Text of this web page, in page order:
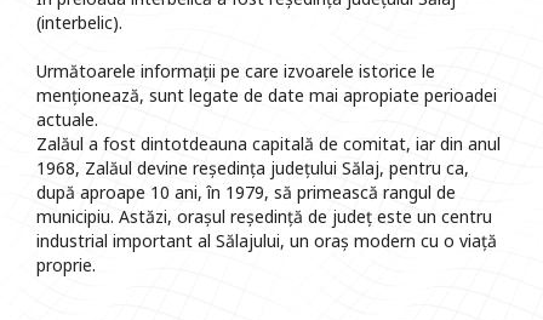
(interbelic).
Următoarele informații pe care izvoarele istorice le
menționează, sunt legate de date mai apropiate perioadei
actuale.
Zalăul a fost dintotdeauna capitală de comitat, iar din anul
1968, Zalăul devine reședința județului Sălaj, pentru ca,
după aproape 10 ani, în 1979, să primească rangul de
municipiu. Astăzi, orașul reședință de județ este un centru
industrial important al Sălajului, un oraș modern cu o viață
proprie.